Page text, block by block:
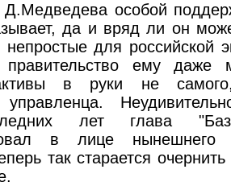
Д.Медведева особой
да и вряд ли он
для российской
ему даже
в руки не
управленца.
лет глава
в лице
так старается очернить